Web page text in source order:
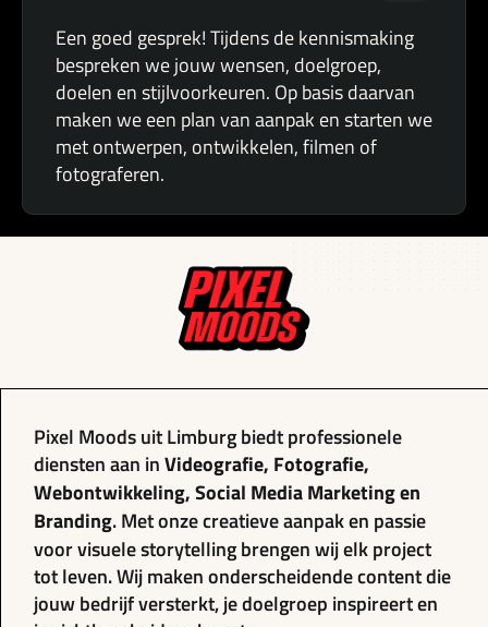
Een goed gesprek! Tijdens de kennismaking
bespreken we jouw wensen, doelgroep,
doelen en stijlvoorkeuren. Op basis daarvan
maken we een plan van aanpak en starten we
met ontwerpen, ontwikkelen, filmen of
fotograferen.
Pixel Moods uit Limburg biedt professionele
diensten aan in Videografie, Fotografie,
Webontwikkeling, Social Media Marketing en
Branding. Met onze creatieve aanpak en passie
voor visuele storytelling brengen wij elk project
tot leven. Wij maken onderscheidende content die
jouw bedrijf versterkt, je doelgroep inspireert en